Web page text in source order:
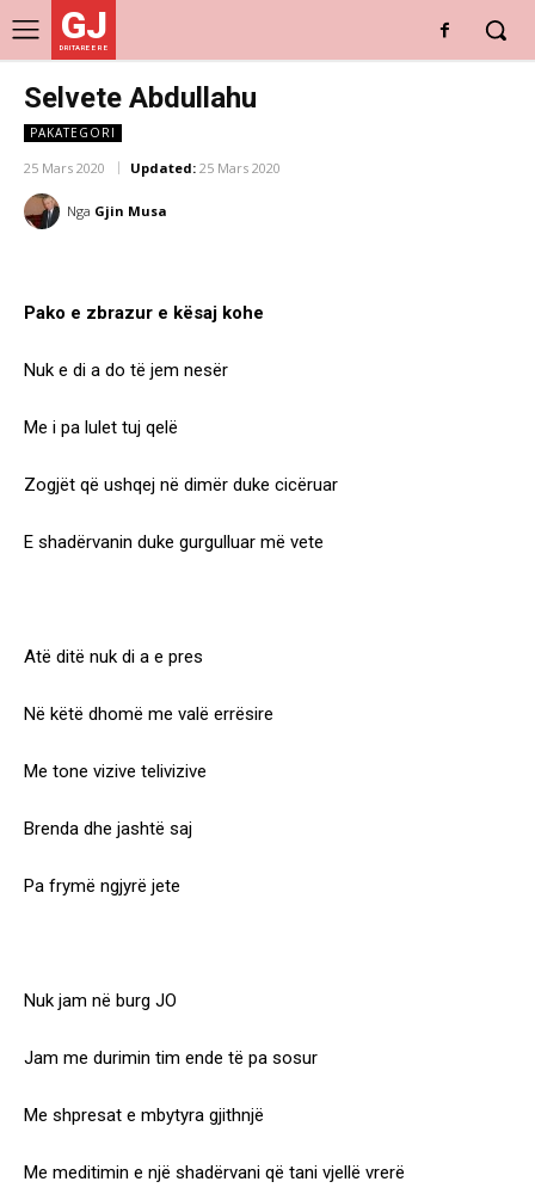
GJ
DRITARE E RE
Selvete Abdullahu
PAKATEGORI
25 Mars 2020 Updated: 25 Mars 2020
Nga Gjin Musa
Pako e zbrazur e kësaj kohe
Nuk e di a do të jem nesër
Me i pa lulet tuj qelë
Zogjët që ushqej në dimër duke cicëruar
E shadërvanin duke gurgulluar më vete
Atë ditë nuk di a e pres
Në këtë dhomë me valë errësire
Me tone vizive telivizive
Brenda dhe jashtë saj
Pa frymë ngjyrë jete
Nuk jam në burg JO
Jam me durimin tim ende të pa sosur
Me shpresat e mbytyra gjithnjë
Me meditimin e një shadërvani që tani vjellë vrerë